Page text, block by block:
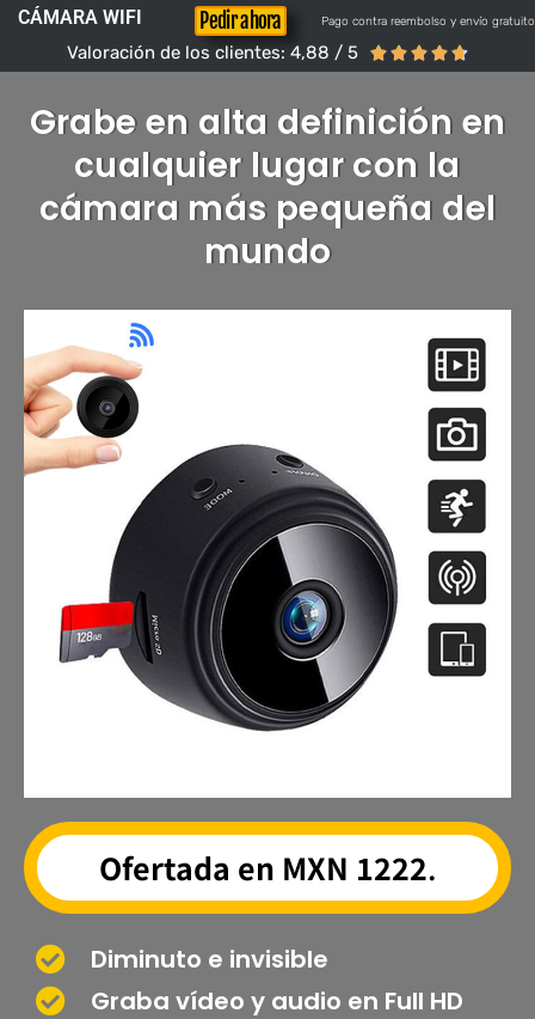
CÁMARA WIFI Pedir ahora Pago contra reembolso y envío gratuito
Valoración de los clientes: 4,88 / 5     
Grabe en alta definición en
cualquier lugar con la
cámara más pequeña del
mundo
Ofertada en MXN 1222.
Diminuto e invisible
Graba vídeo y audio en Full HD